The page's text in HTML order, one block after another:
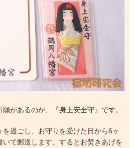
があるのが、『身上安全守』です。
過ごし、お守りを受けた日から6ヶ
いて郵送します。するとお焚きあげを